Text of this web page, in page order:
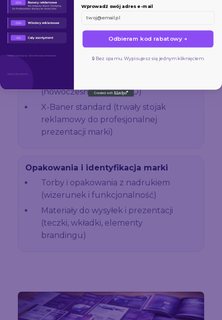
Etykiety, naklejki i folie
Etykiety produktowe (różne
podłoża, wersje na opakowania)
(promocje, oznaczenia, branding)
(nowoczesne szyldy LED)
X-Baner standard (trwały stojak
reklamowy do profesjonalnej
prezentacji marki)
Opakowania i identyfikacja marki
Torby i opakowania z nadrukiem
(wizerunek i funkcjonalność)
Materiały do wysyłek i prezentacji
(teczki, wkładki, elementy
brandingu)
Wprowadź swój adres e-mail
Odbieram kod rabatowy →
🔒 Bez spamu. Wypisujesz się jednym kliknięciem.